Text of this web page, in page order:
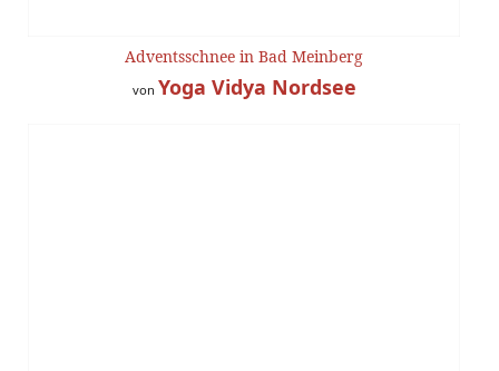
Adventsschnee in Bad Meinberg
von Yoga Vidya Nordsee